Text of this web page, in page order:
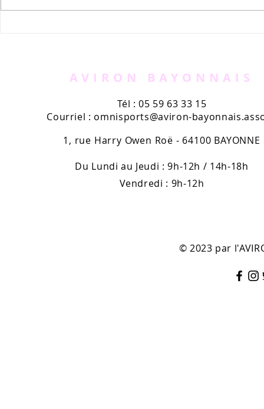
AVIRON BAYONNAIS
Tél : 05 59 63 33 15
Courriel : omnisports@aviron-
1, rue Harry Owen Roë - 64100 BAYONNE
Du Lundi au Jeudi : 9h-12h / 14h-18h
Vendredi : 9h-12h
© 2023 par